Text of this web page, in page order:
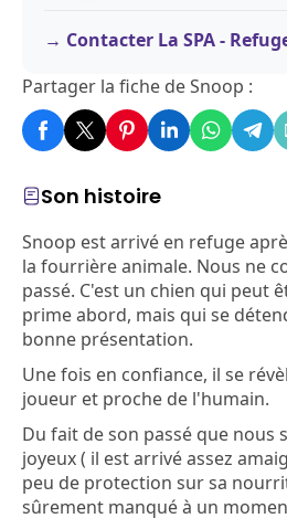
Son histoire
Snoop est arrivé en refuge
la fourrière animale. Nous ne
passé. C'est un chien qui peut
prime abord, mais qui se
bonne présentation.
Une fois en confiance, il se
joueur et proche de l'humain.
Du fait de son passé que nous
joyeux ( il est arrivé assez
peu de protection sur sa
sûrement manqué à un
Contacter La SPA -
Partager la fiche de Snoop :